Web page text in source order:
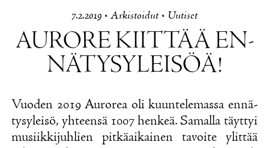
7.2.2019 • Ar­kis­toi­dut • Uu­ti­set
AU­RO­RE KIIT­TÄÄ EN­
NÄ­TY­SY­LEI­SÖÄ!
Vuo­den 2019 Au­ro­rea oli kuun­te­le­mas­sa en­nä­
ty­sy­lei­sö, yh­teen­sä 1007 hen­keä. Sa­mal­la täyt­tyi
musiik­ki­juh­lien pit­kä­ai­kai­nen ta­voi­te ylit­tää